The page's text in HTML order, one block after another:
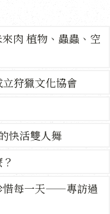
肉 植物、蟲蟲、空
狩獵文化協會
快活雙人舞
惜每一天——專訪過